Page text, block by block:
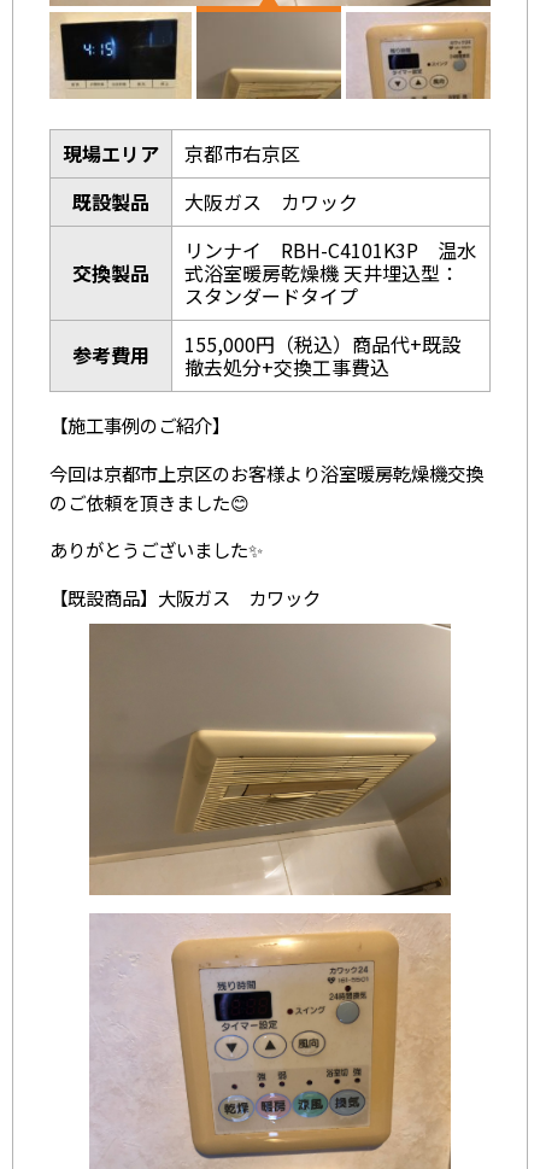
現場エリア
京都市右京区
既設製品
大阪ガス カワック
交換製品
リンナイ RBH-C4101K3P 温水
式浴室暖房乾燥機 天井埋込型：
スタンダードタイプ
参考費用 155,000円（税込）商品代+既設
撤去処分+交換工事費込
【施工事例のご紹介】
今回は京都市上京区のお客様より浴室暖房乾燥機交換
のご依頼を頂きました😊
ありがとうございました✨
【既設商品】大阪ガス カワック